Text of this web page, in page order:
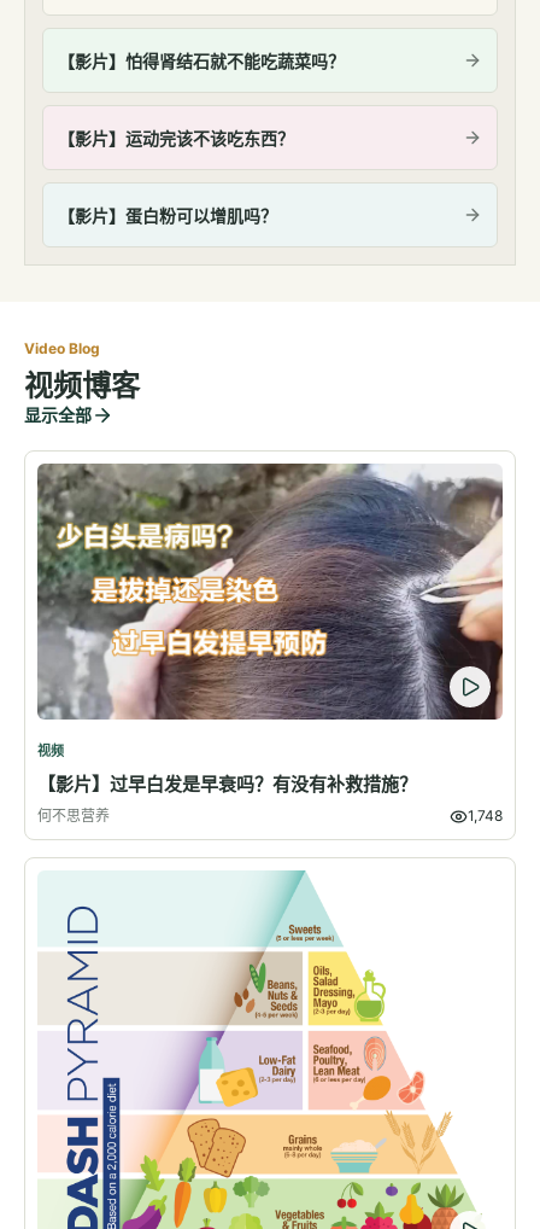
【影片】怕得肾结石就不能吃蔬菜吗？
【影片】运动完该不该吃东西？
【影片】蛋白粉可以增肌吗？
Video Blog
视频博客
显示全部
视频
【影片】过早白发是早衰吗？有没有补救措施？
何不思营养 1,748